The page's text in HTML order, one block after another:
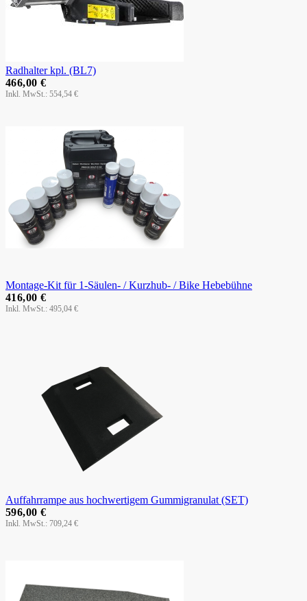
Radhalter kpl. (BL7)
554,54 €
466,00 €
Montage-Kit für 1-Säulen- / Kurzhub- / Bike Hebebühne
495,04 €
416,00 €
Auffahrrampe aus hochwertigem Gummigranulat (SET)
709,24 €
596,00 €